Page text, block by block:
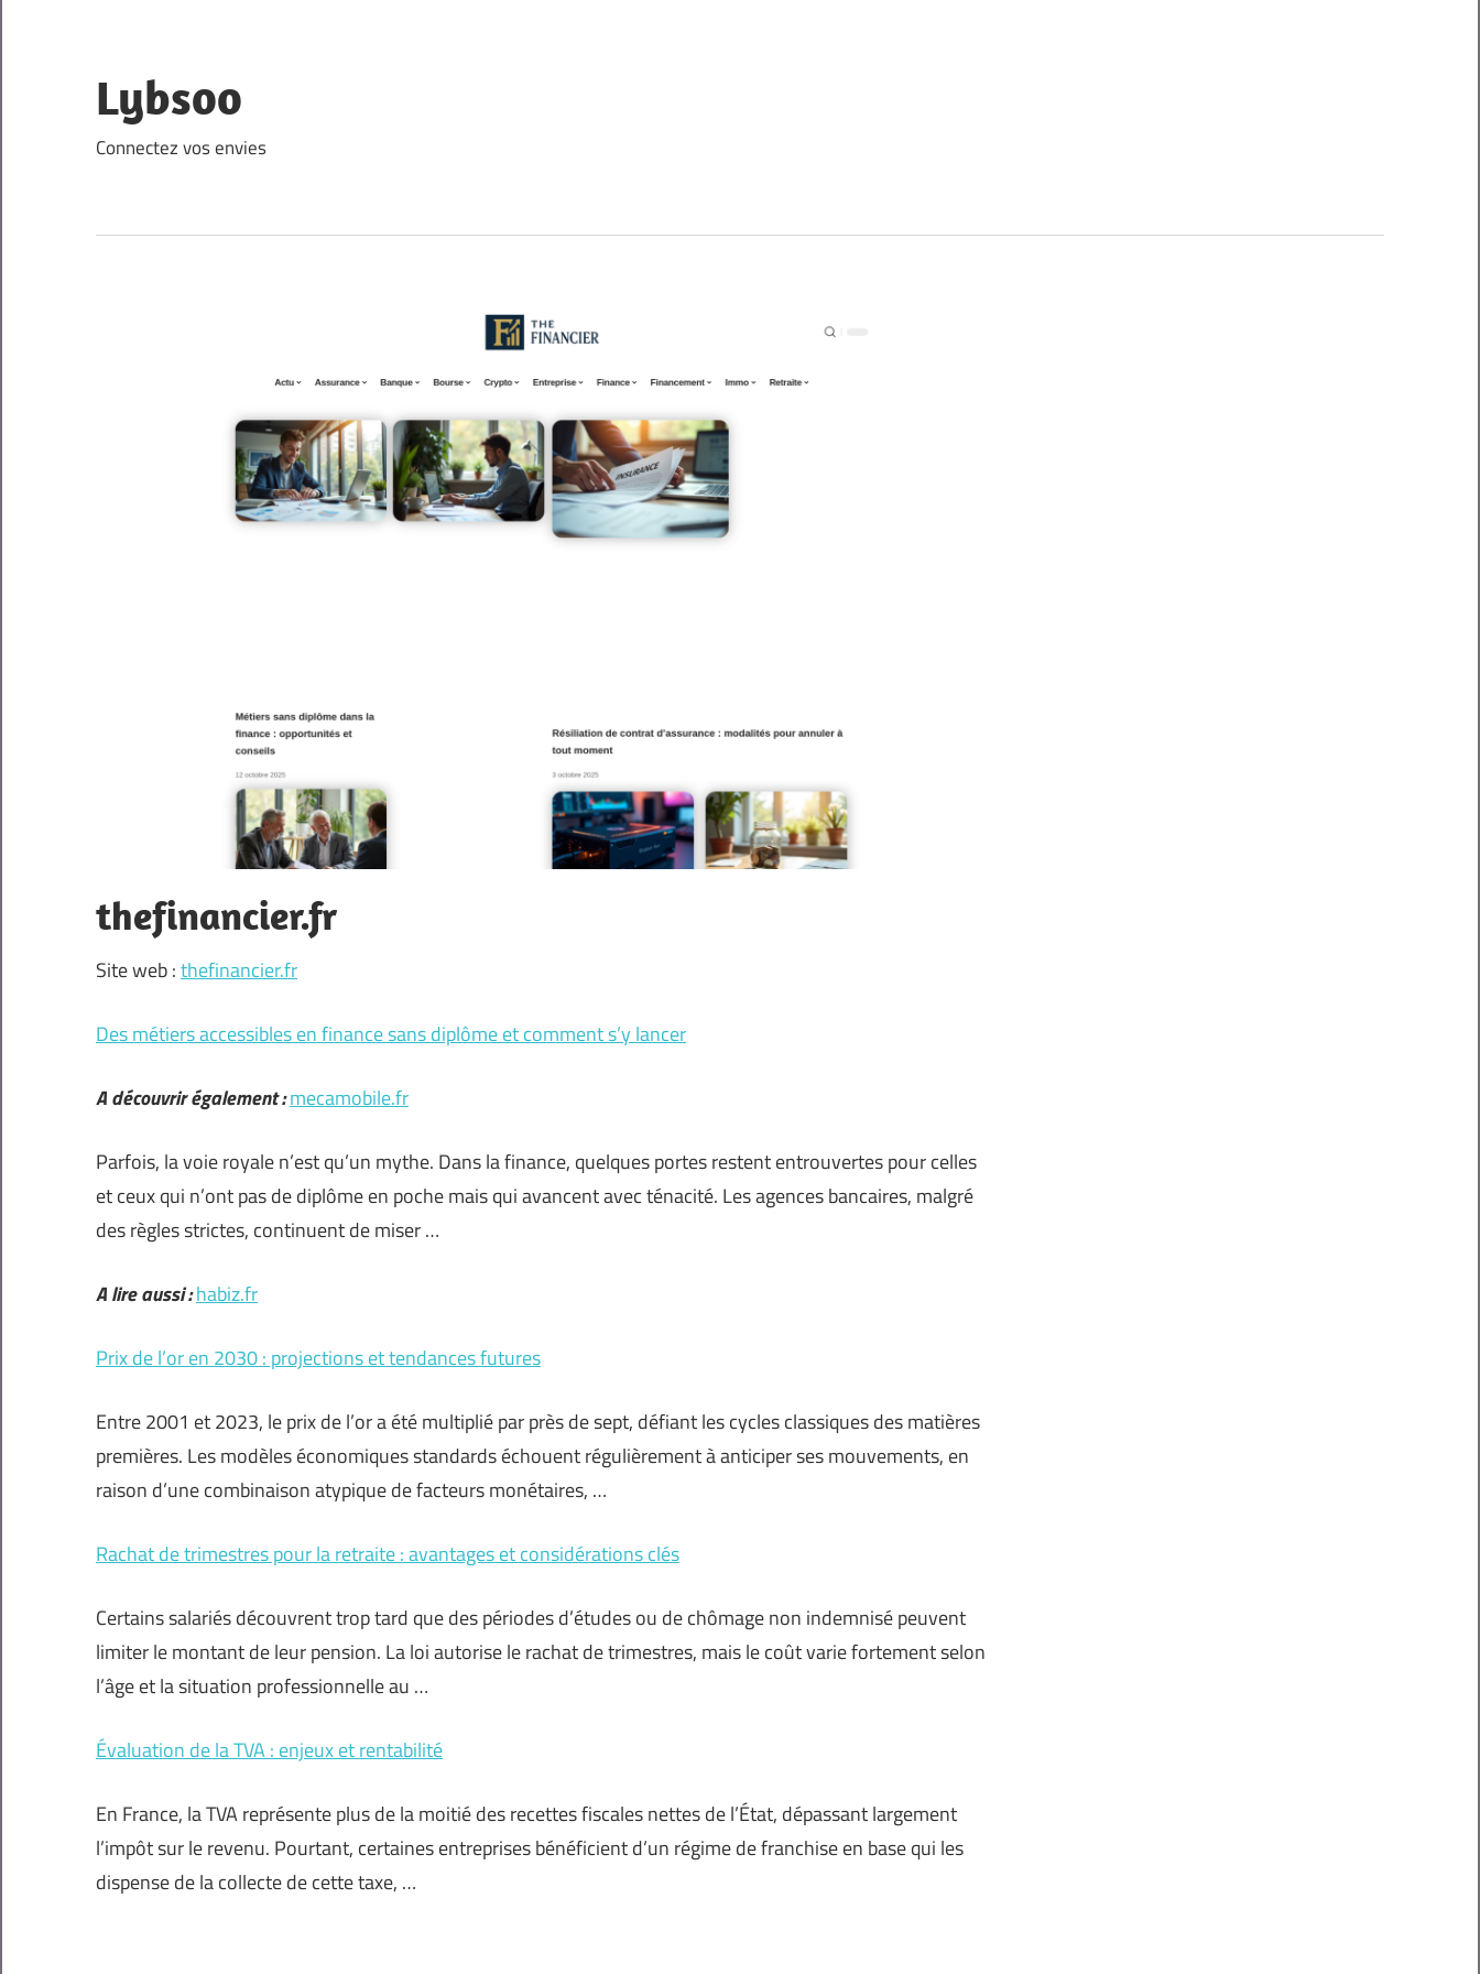
content
Lybsoo
Connectez vos envies
thefinancier.fr
Site web :thefinancier.fr
Des métiers accessibles en finance sans diplôme et comment s’y lancer
A découvrir également :mecamobile.fr
Parfois, la voie royale n’est qu’un mythe. Dans la finance, quelques portes restent entrouvertes pour celles
et ceux qui n’ont pas de diplôme en poche mais qui avancent avec ténacité. Les agences bancaires, malgré
des règles strictes, continuent de miser …
A lire aussi :habiz.fr
Prix de l’or en 2030 : projections et tendances futures
Entre 2001 et 2023, le prix de l’or a été multiplié par près de sept, défiant les cycles classiques des matières
premières. Les modèles économiques standards échouent régulièrement à anticiper ses mouvements, en
raison d’une combinaison atypique de facteurs monétaires, …
Rachat de trimestres pour la retraite : avantages et considérations clés
Certains salariés découvrent trop tard que des périodes d’études ou de chômage non indemnisé peuvent
limiter le montant de leur pension. La loi autorise le rachat de trimestres, mais le coût varie fortement selon
l’âge et la situation professionnelle au …
Évaluation de la TVA : enjeux et rentabilité
En France, la TVA représente plus de la moitié des recettes fiscales nettes de l’État, dépassant largement
l’impôt sur le revenu. Pourtant, certaines entreprises bénéficient d’un régime de franchise en base qui les
dispense de la collecte de cette taxe, …